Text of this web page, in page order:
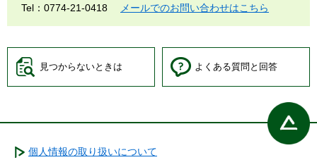
Tel：0774-21-0418
メールでのお問い合わせはこちら
見つからないときは よくある質問と回答
個人情報の取り扱いについて